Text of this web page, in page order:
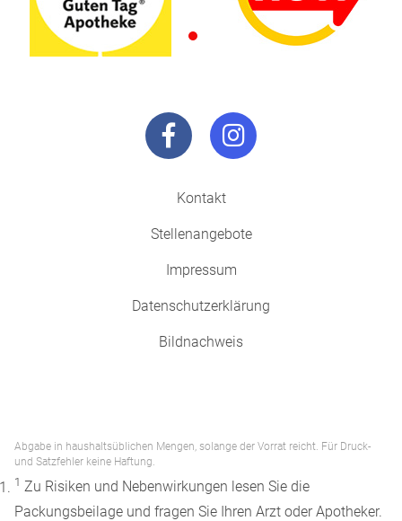
Kontakt
Stellenangebote
Impressum
Datenschutzerklärung
Bildnachweis
Abgabe in haushaltsüblichen Mengen, solange der Vorrat reicht. Für Druck-
und Satzfehler keine Haftung.
1 Zu Risiken und Nebenwirkungen lesen Sie die
Packungsbeilage und fragen Sie Ihren Arzt oder Apotheker.